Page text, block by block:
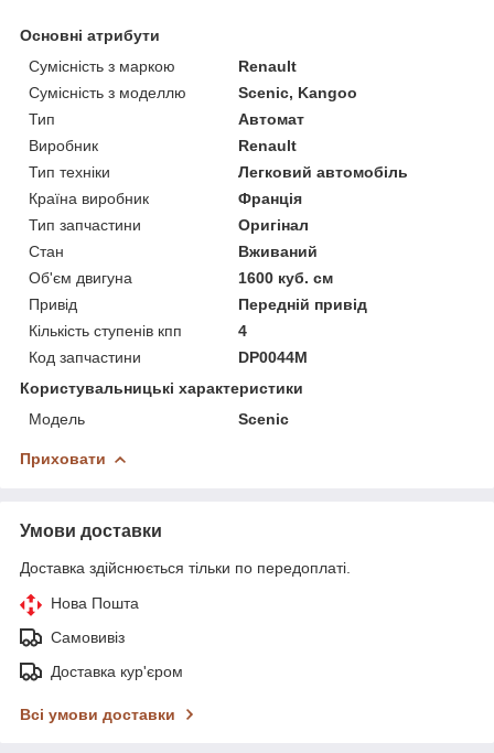
Основні атрибути
Сумісність з маркою
Renault
Сумісність з моделлю
Scenic, Kangoo
Тип
Автомат
Виробник
Renault
Тип техніки
Легковий автомобіль
Країна виробник
Франція
Тип запчастини
Оригінал
Стан
Вживаний
Об'єм двигуна
1600 куб. см
Привід
Передній привід
Кількість ступенів кпп
4
Код запчастини
DP0044M
Користувальницькі характеристики
Модель
Scenic
Приховати
Умови доставки
Доставка здійснюється тільки по передоплаті.
Нова Пошта
Самовивіз
Доставка кур'єром
Всі умови доставки